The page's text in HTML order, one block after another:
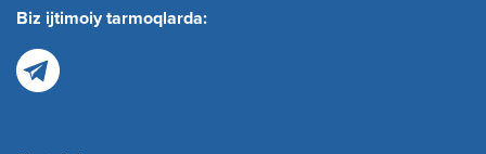
Biz ijtimoiy tarmoqlarda: